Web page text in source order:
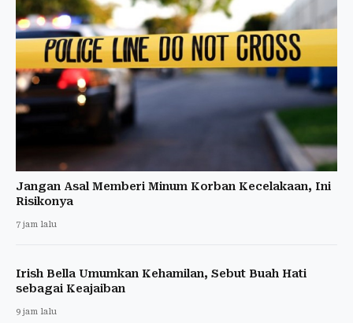
Jangan Asal Memberi Minum Korban Kecelakaan, Ini
Risikonya
7 jam lalu
Irish Bella Umumkan Kehamilan, Sebut Buah Hati
sebagai Keajaiban
9 jam lalu